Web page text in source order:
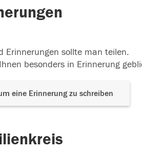
Erinnerungen sollte man teilen.
besonders in Erinnerung
eine Erinnerung zu schreiben